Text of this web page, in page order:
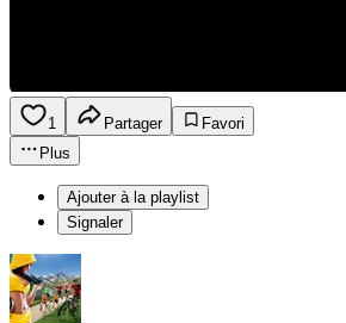
1 Partager
Favori
Plus
Ajouter à la playlist
Signaler